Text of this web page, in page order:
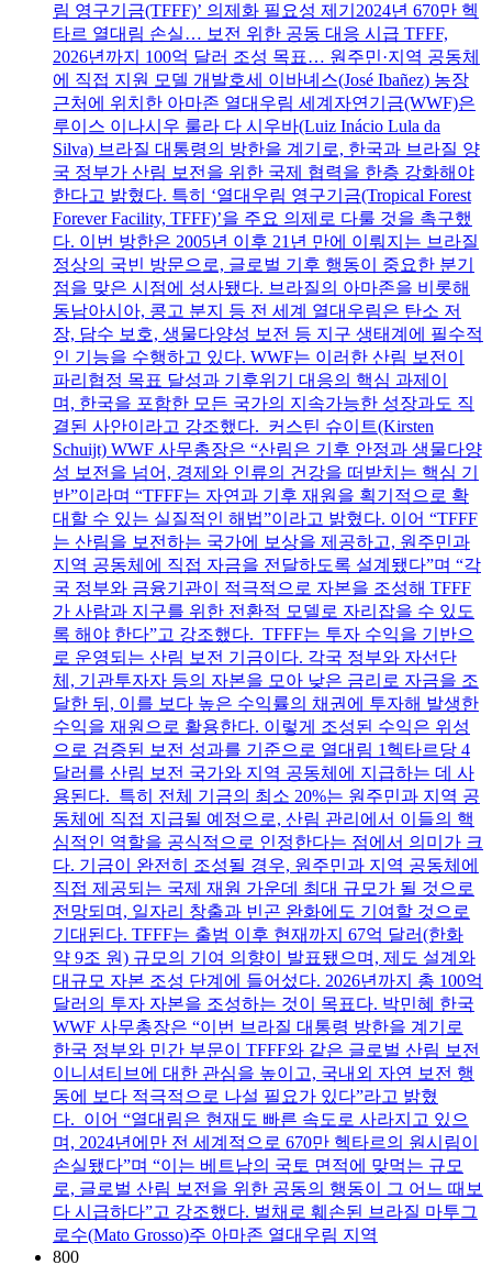
림 영구기금(TFFF)’ 의제화 필요성 제기2024년 670만 헥
타르 열대림 손실… 보전 위한 공동 대응 시급 TFFF,
2026년까지 100억 달러 조성 목표… 원주민·지역 공동체
에 직접 지원 모델 개발호세 이바녜스(José Ibañez) 농장
근처에 위치한 아마존 열대우림 세계자연기금(WWF)은
루이스 이나시우 룰라 다 시우바(Luiz Inácio Lula da
Silva) 브라질 대통령의 방한을 계기로, 한국과 브라질 양
국 정부가 산림 보전을 위한 국제 협력을 한층 강화해야
한다고 밝혔다. 특히 ‘열대우림 영구기금(Tropical Forest
Forever Facility, TFFF)’을 주요 의제로 다룰 것을 촉구했
다. 이번 방한은 2005년 이후 21년 만에 이뤄지는 브라질
정상의 국빈 방문으로, 글로벌 기후 행동이 중요한 분기
점을 맞은 시점에 성사됐다. 브라질의 아마존을 비롯해
동남아시아, 콩고 분지 등 전 세계 열대우림은 탄소 저
장, 담수 보호, 생물다양성 보전 등 지구 생태계에 필수적
인 기능을 수행하고 있다. WWF는 이러한 산림 보전이
파리협정 목표 달성과 기후위기 대응의 핵심 과제이
며, 한국을 포함한 모든 국가의 지속가능한 성장과도 직
결된 사안이라고 강조했다. 커스틴 슈이트(Kirsten
Schuijt) WWF 사무총장은 “산림은 기후 안정과 생물다양
성 보전을 넘어, 경제와 인류의 건강을 떠받치는 핵심 기
반”이라며 “TFFF는 자연과 기후 재원을 획기적으로 확
대할 수 있는 실질적인 해법”이라고 밝혔다. 이어 “TFFF
는 산림을 보전하는 국가에 보상을 제공하고, 원주민과
지역 공동체에 직접 자금을 전달하도록 설계됐다”며 “각
국 정부와 금융기관이 적극적으로 자본을 조성해 TFFF
가 사람과 지구를 위한 전환적 모델로 자리잡을 수 있도
록 해야 한다”고 강조했다. TFFF는 투자 수익을 기반으
로 운영되는 산림 보전 기금이다. 각국 정부와 자선단
체, 기관투자자 등의 자본을 모아 낮은 금리로 자금을 조
달한 뒤, 이를 보다 높은 수익률의 채권에 투자해 발생한
수익을 재원으로 활용한다. 이렇게 조성된 수익은 위성
으로 검증된 보전 성과를 기준으로 열대림 1헥타르당 4
달러를 산림 보전 국가와 지역 공동체에 지급하는 데 사
용된다. 특히 전체 기금의 최소 20%는 원주민과 지역 공
동체에 직접 지급될 예정으로, 산림 관리에서 이들의 핵
심적인 역할을 공식적으로 인정한다는 점에서 의미가 크
다. 기금이 완전히 조성될 경우, 원주민과 지역 공동체에
직접 제공되는 국제 재원 가운데 최대 규모가 될 것으로
전망되며, 일자리 창출과 빈곤 완화에도 기여할 것으로
기대된다. TFFF는 출범 이후 현재까지 67억 달러(한화
약 9조 원) 규모의 기여 의향이 발표됐으며, 제도 설계와
대규모 자본 조성 단계에 들어섰다. 2026년까지 총 100억
달러의 투자 자본을 조성하는 것이 목표다. 박민혜 한국
WWF 사무총장은 “이번 브라질 대통령 방한을 계기로
한국 정부와 민간 부문이 TFFF와 같은 글로벌 산림 보전
이니셔티브에 대한 관심을 높이고, 국내외 자연 보전 행
동에 보다 적극적으로 나설 필요가 있다”라고 밝혔
다. 이어 “열대림은 현재도 빠른 속도로 사라지고 있으
며, 2024년에만 전 세계적으로 670만 헥타르의 원시림이
손실됐다”며 “이는 베트남의 국토 면적에 맞먹는 규모
로, 글로벌 산림 보전을 위한 공동의 행동이 그 어느 때보
다 시급하다”고 강조했다. 벌채로 훼손된 브라질 마투그
로수(Mato Grosso)주 아마존 열대우림 지역
800